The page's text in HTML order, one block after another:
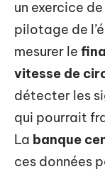
un exercice
pilotage de
mesurer le
vitesse de
détecter les
qui pourrait
La banque
ces données